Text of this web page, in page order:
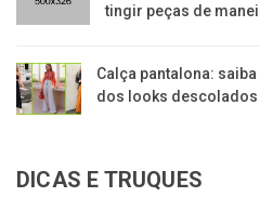
tingir peças de
Calça pantalona:
dos looks descolados
DICAS E TRUQUES